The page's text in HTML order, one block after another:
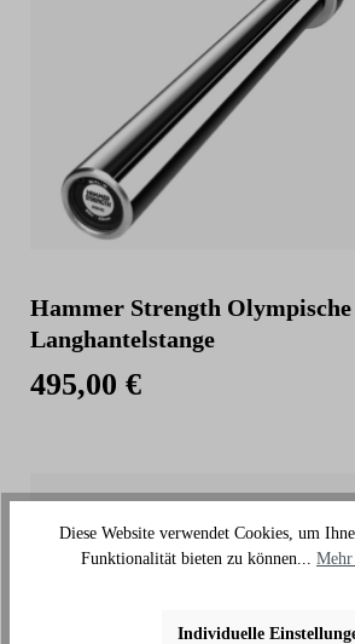
Hammer Strength Olympische
Langhantelstange
495,00 €
Diese Website verwendet Cookies, um
Funktionalität bieten zu können...
Individuelle